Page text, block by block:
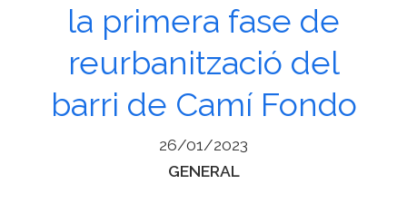
la primera fase de
reurbanització del
barri de Camí Fondo
26/01/2023
Categories
GENERAL